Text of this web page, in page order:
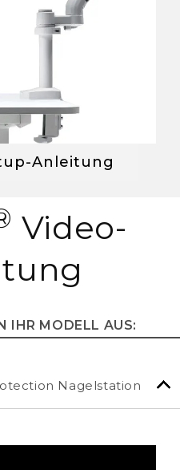
Anleitung
Video-
IHR MODELL AUS:
Nagelstation